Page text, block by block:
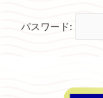
パスワード: